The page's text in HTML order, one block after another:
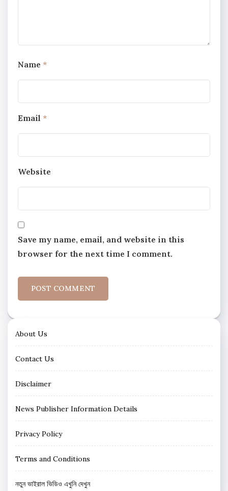
Name *
Email *
Website
Save my name, email, and website in this
browser for the next time I comment.
About Us
Contact Us
Disclaimer
News Publisher Information Details
Privacy Policy
Terms and Conditions
নতুন ভাইরাল ভিডিও এখুনি দেখুন